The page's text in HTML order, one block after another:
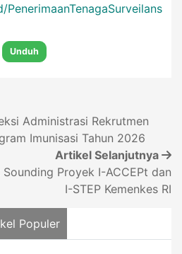
Unduh
Administrasi Rekrutmen
Imunisasi Tahun 2026
Artikel Selanjutnya
Proyek I-ACCEPt dan
I-STEP Kemenkes RI
Populer